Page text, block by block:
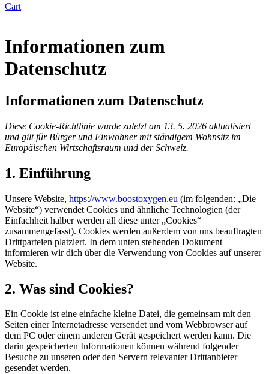
Cart
Informationen zum
Datenschutz
Informationen zum Datenschutz
Diese Cookie-Richtlinie wurde zuletzt am 13. 5. 2026 aktualisiert
und gilt für Bürger und Einwohner mit ständigem Wohnsitz im
Europäischen Wirtschaftsraum und der Schweiz.
1. Einführung
Unsere Website, https://www.boostoxygen.eu (im folgenden: „Die
Website“) verwendet Cookies und ähnliche Technologien (der
Einfachheit halber werden all diese unter „Cookies“
zusammengefasst). Cookies werden außerdem von uns beauftragten
Drittparteien platziert. In dem unten stehenden Dokument
informieren wir dich über die Verwendung von Cookies auf unserer
Website.
2. Was sind Cookies?
Ein Cookie ist eine einfache kleine Datei, die gemeinsam mit den
Seiten einer Internetadresse versendet und vom Webbrowser auf
dem PC oder einem anderen Gerät gespeichert werden kann. Die
darin gespeicherten Informationen können während folgender
Besuche zu unseren oder den Servern relevanter Drittanbieter
gesendet werden.